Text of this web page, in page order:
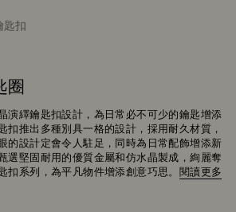
匙扣
圈
演繹鑰匙扣設計，為日常必不可少的鑰匙增添
扣推出多種別具一格的設計，採用耐久材質，
的設計定會令人駐足，同時為日常配飾增添新
選堅固耐用的優質金屬和仿水晶製成，絢麗奪
扣系列，為平凡物件增添創意巧思。 閱讀更多